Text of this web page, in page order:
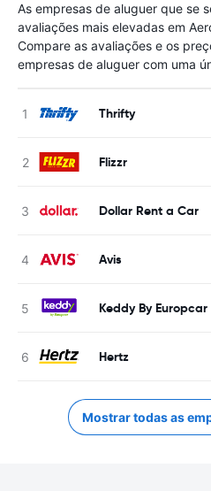
As empresas de aluguer que se
avaliações mais elevadas em
Compare as avaliações e os
empresas de aluguer com uma
Thrifty
Flizzr
Dollar Rent a Car
Avis
Keddy By Europcar
Hertz
Mostrar todas as